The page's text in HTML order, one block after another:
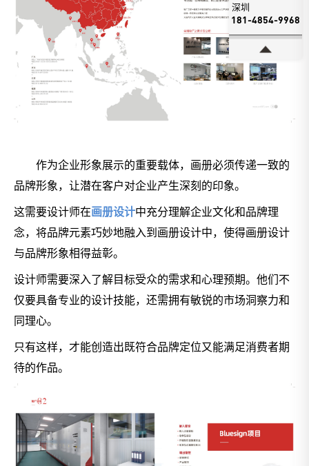
作为企业形象展示的重要载体，画册必须传递一致的
品牌形象，让潜在客户对企业产生深刻的印象。
这需要设计师在画册设计中充分理解企业文化和品牌理
念，将品牌元素巧妙地融入到画册设计中，使得画册设计
与品牌形象相得益彰。
设计师需要深入了解目标受众的需求和心理预期。他们不
仅要具备专业的设计技能，还需拥有敏锐的市场洞察力和
同理心。
只有这样，才能创造出既符合品牌定位又能满足消费者期
待的作品。
深圳
181-4854-9968